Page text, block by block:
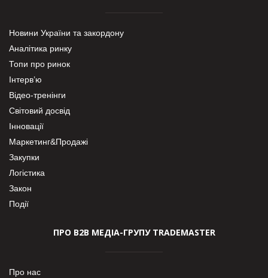
Новини України та закордону
Аналітика ринку
Топи про ринок
Інтерв’ю
Відео-тренінги
Світовий досвід
Інновації
Маркетинг&Продажі
Закупки
Логістика
Закон
Події
ПРО В2В МЕДІА-ГРУПУ TRADEMASTER
Про нас